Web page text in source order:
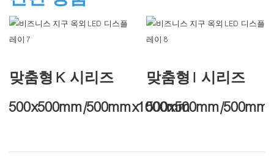
맞춤형 K 시리즈
500x500mm/500mmx1000mm
맞춤형 I 시리즈
500x500mm/